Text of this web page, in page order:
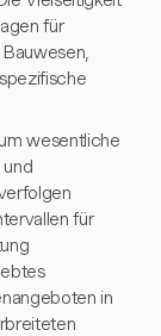
für
wesentliche
für
in